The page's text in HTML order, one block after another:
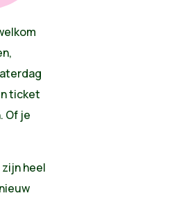
ticket
Of je
heel